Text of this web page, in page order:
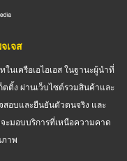
เจส
นเครือเอไอเอส ในฐานะผู้นำที่
ติ้ง ผ่านเว็บไซต์รวมสินค้าและ
สอบและยืนยันตัวตนจริง และ
ะมอบบริการที่เหนือความคาด
าพ